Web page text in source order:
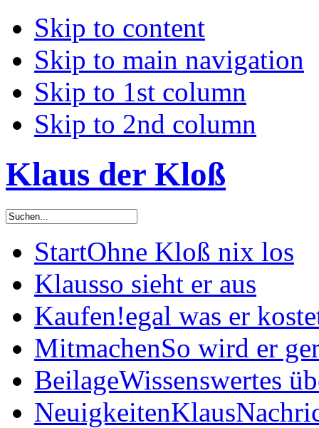
Skip to content
Skip to main navigation
Skip to 1st column
Skip to 2nd column
Klaus der Kloß
StartOhne Kloß nix los
Klausso sieht er aus
Kaufen!egal was er
MitmachenSo wird er
BeilageWissenswertes
Neuigkeiten